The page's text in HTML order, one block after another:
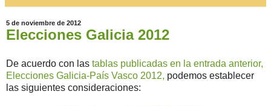
5 de noviembre de 2012
Elecciones Galicia 2012
De acuerdo con las tablas publicadas en la entrada anterior,
Elecciones Galicia-País Vasco 2012, podemos establecer
las siguientes consideraciones: